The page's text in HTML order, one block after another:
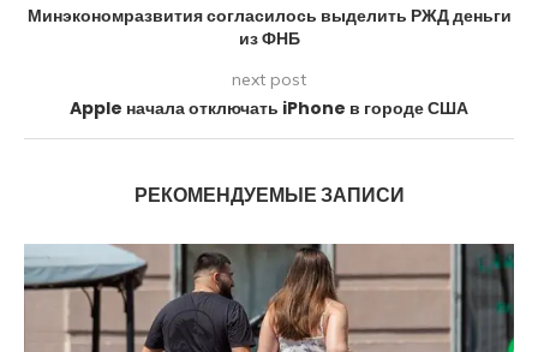
Минэкономразвития согласилось выделить РЖД деньги
из ФНБ
next post
Apple начала отключать iPhone в городе США
РЕКОМЕНДУЕМЫЕ ЗАПИСИ